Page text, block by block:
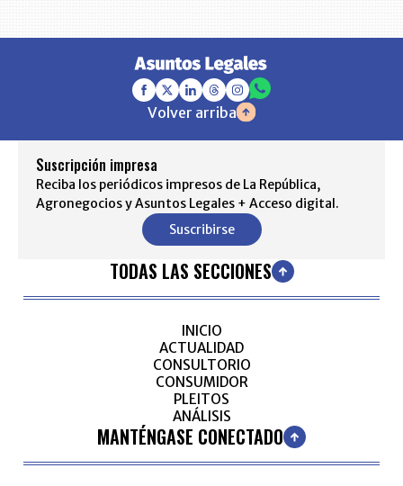
Volver arriba
Suscripción impresa
Reciba los periódicos impresos de La República,
Agronegocios y Asuntos Legales + Acceso digital.
Suscribirse
TODAS LAS SECCIONES
INICIO
ACTUALIDAD
CONSULTORIO
CONSUMIDOR
PLEITOS
ANÁLISIS
MANTÉNGASE CONECTADO